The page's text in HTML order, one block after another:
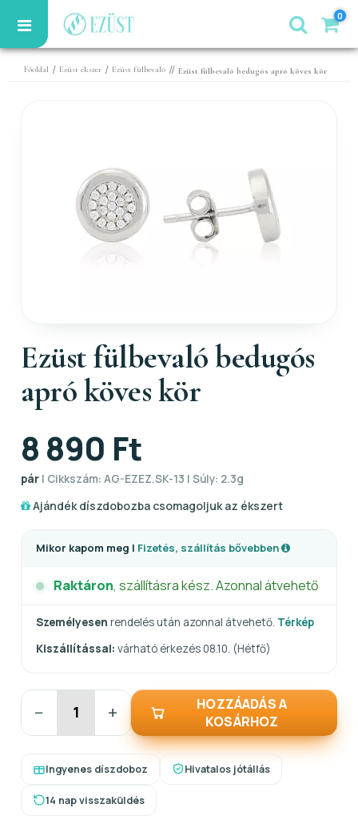
0
Főoldal / Ezüst ékszer / Ezüst fülbevaló // Ezüst fülbevaló bedugós apró köves kör
Ezüst fülbevaló bedugós
apró köves kör
8 890 Ft
pár | Cikkszám: AG-EZEZ.SK-13 | Súly: 2.3g
Ajándék díszdobozba csomagoljuk az ékszert
Mikor kapom meg | Fizetés, szállítás bővebben
Raktáron, szállításra kész. Azonnal átvehető
Személyesen rendelés után azonnal átvehető. Térkép
Kiszállítással: várható érkezés 08.10. (Hétfő)
− +
HOZZÁADÁS A
KOSÁRHOZ
Ingyenes díszdoboz Hivatalos jótállás
14 nap visszaküldés